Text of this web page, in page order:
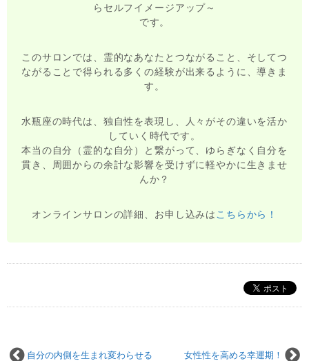
らセルフイメージアップ～
です。
このサロンでは、霊的なあなたとつながること、そしてつ
ながることで得られる多くの経験が出来るように、導きま
す。
水瓶座の時代は、独自性を表現し、人々がその違いを活か
していく時代です。
本当の自分（霊的な自分）と繋がって、ゆらぎなく自分を
貫き、周囲からの余計な影響を受けずに軽やかに生きませ
んか？
オンラインサロンの詳細、お申し込みは こちらから！
女性性を高める幸運期！
自分の内側を生まれ変わらせる